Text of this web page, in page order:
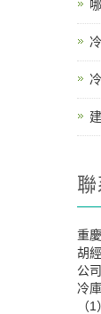
聯
重
胡
公
冷
（